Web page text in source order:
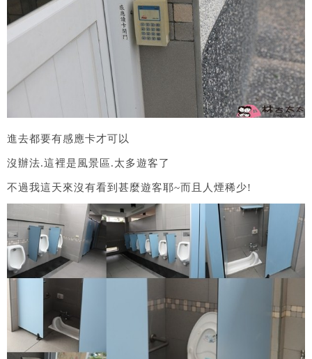
進去都要有感應卡才可以
沒辦法.這裡是風景區.太多遊客了
不過我這天來沒有看到甚麼遊客耶~而且人煙稀少!